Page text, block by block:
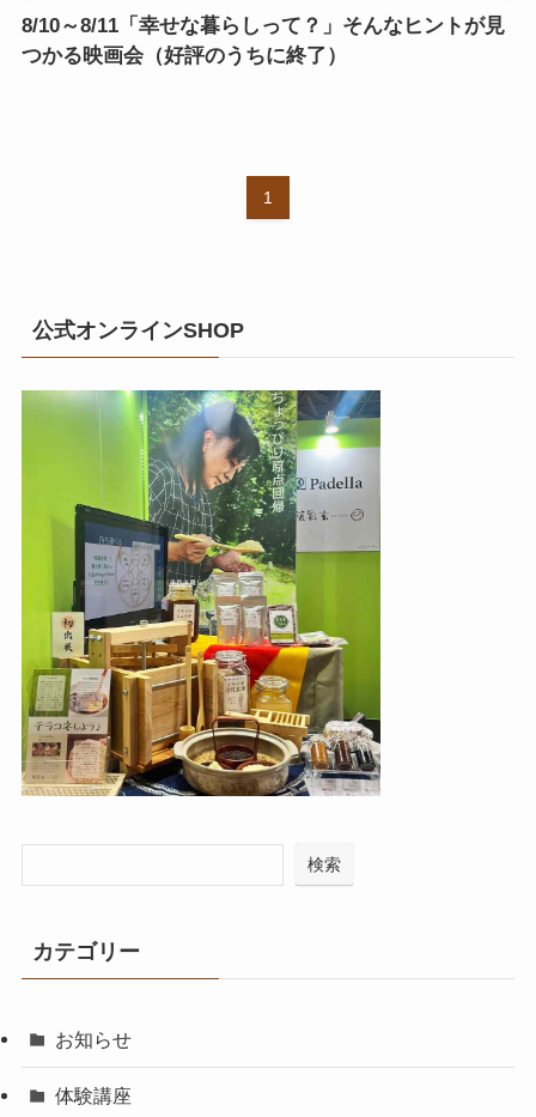
8/10～8/11「幸せな暮らしって？」そんなヒントが見
つかる映画会（好評のうちに終了）
1
公式オンラインSHOP
検索
カテゴリー
お知らせ
体験講座